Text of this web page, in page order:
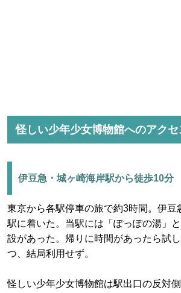
怪しい少年少女博物館へのアクセ
伊豆急・城ヶ崎海岸駅から徒歩10分
東京から各駅停車の旅で約3時間。伊豆
駅に着いた。当駅には「ぽっぽの湯」
設があった。帰りに時間があったら試
つ、結局利用せず。
怪しい少年少女博物館は駅出口の反対